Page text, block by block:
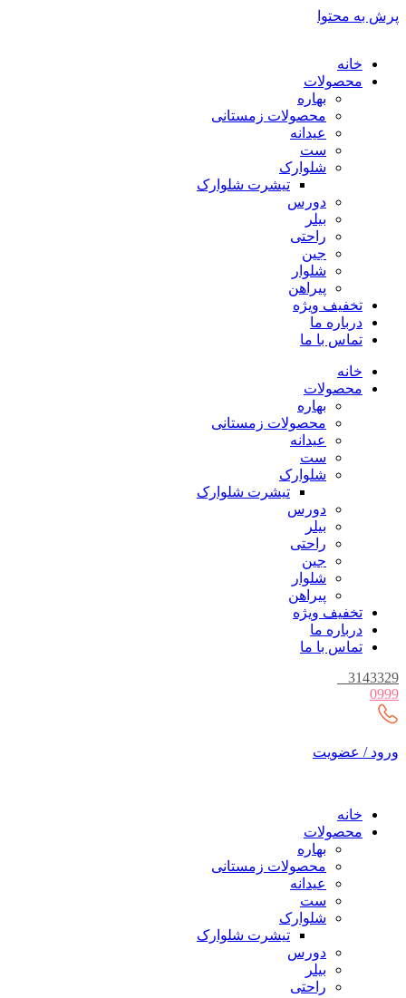
پرش به محتوا
خانه
محصولات
بهاره
محصولات زمستانی
عیدانه
ست
شلوارک
تیشرت شلوارک
دورس
بیلر
راحتی
جین
شلوار
پیراهن
تخفیف ویژه
درباره ما
تماس با ما
خانه
محصولات
بهاره
محصولات زمستانی
عیدانه
ست
شلوارک
تیشرت شلوارک
دورس
بیلر
راحتی
جین
شلوار
پیراهن
تخفیف ویژه
درباره ما
تماس با ما
3143329
0999
ورود / عضویت
خانه
محصولات
بهاره
محصولات زمستانی
عیدانه
ست
شلوارک
تیشرت شلوارک
دورس
بیلر
راحتی